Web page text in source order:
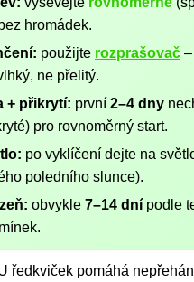
hromádek.
použijte rozprašovač
ne přelitý.
+ přikrytí: první 2–4 dny
pro rovnoměrný start.
po vyklíčení dejte na
poledního slunce).
obvykle 7–14 dní podle
ředkviček pomáhá